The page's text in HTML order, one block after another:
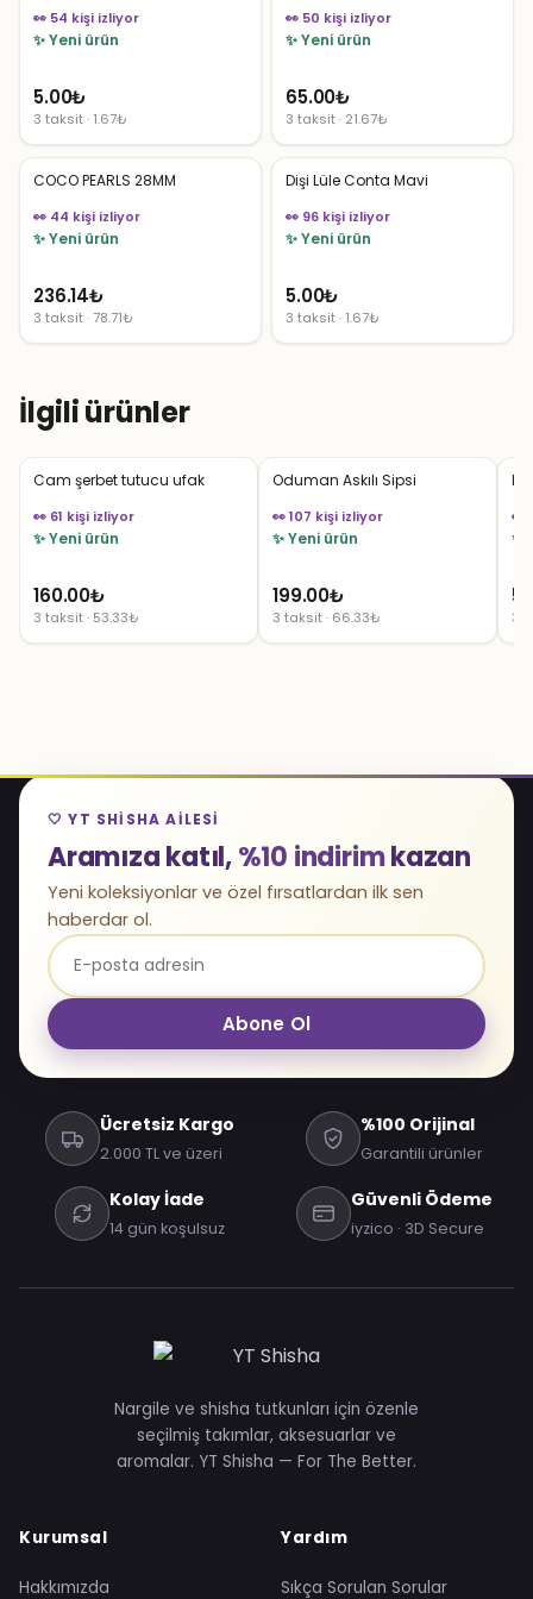
👀 54 kişi izliyor
✨ Yeni ürün
5.00₺
3 taksit · 1.67₺
👀 50 kişi izliyor
✨ Yeni ürün
65.00₺
3 taksit · 21.67₺
COCO PEARLS 28MM
👀 44 kişi izliyor
✨ Yeni ürün
236.14₺
3 taksit · 78.71₺
Dişi Lüle Conta Mavi
👀 96 kişi izliyor
✨ Yeni ürün
5.00₺
3 taksit · 1.67₺
İlgili ürünler
Cam şerbet tutucu ufak
👀 61 kişi izliyor
✨ Yeni ürün
160.00₺
3 taksit · 53.33₺
Oduman Askılı Sipsi
👀 107 kişi izliyor
✨ Yeni ürün
199.00₺
3 taksit · 66.33₺
👀
✨
3
🤍 YT SHISHA AILESI
Aramıza katıl,%10 indirimkazan
Yeni koleksiyonlar ve özel fırsatlardan ilk sen
haberdar ol.
Abone Ol
Ücretsiz Kargo
2.000 TL ve üzeri
%100 Orijinal
Garantili ürünler
Kolay İade
14 gün koşulsuz
Güvenli Ödeme
iyzico · 3D Secure
Nargile ve shisha tutkunları için özenle
seçilmiş takımlar, aksesuarlar ve
aromalar. YT Shisha — For The Better.
Kurumsal
Hakkımızda
Yardım
Sıkça Sorulan Sorular